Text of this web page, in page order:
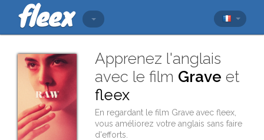
Apprenez l'anglais
avec le film Grave et
fleex
En regardant le film Grave avecfleex
vous améliorez votre anglais sans faire
d'efforts.